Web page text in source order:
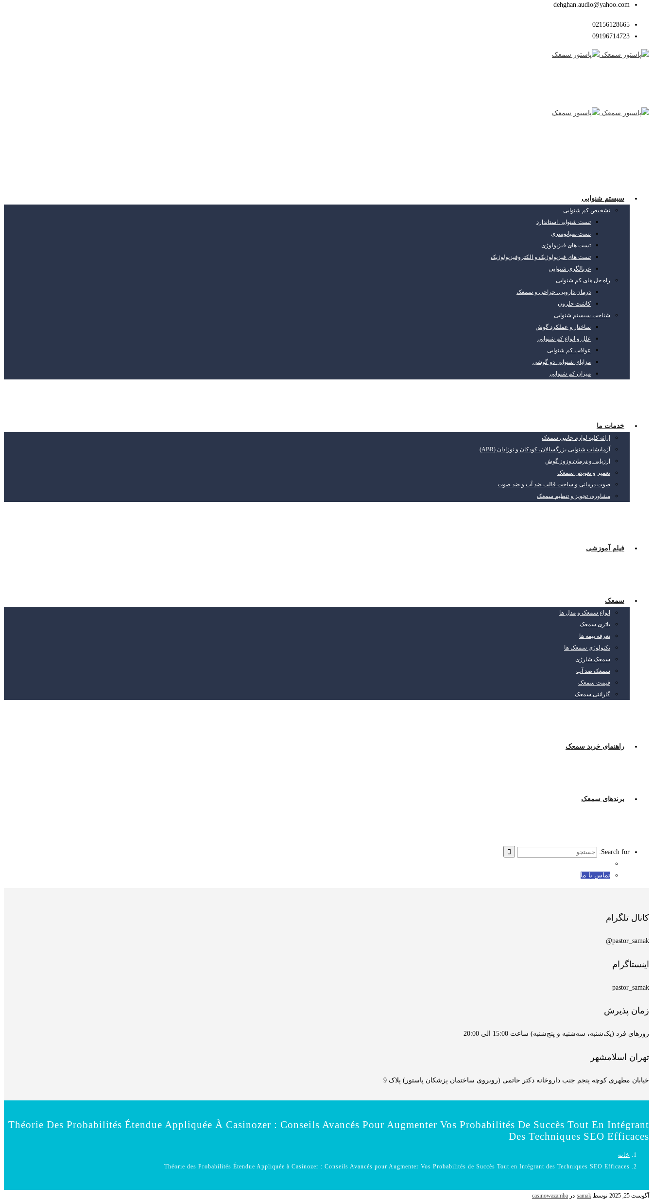
dehghan.audio@yahoo.com
02156128665
09196714723
سیستم شنوایی
تشخیص کم شنوایی
تست شنوایی استاندارد
تست تمپانومتری
تست های فیزیولوژی
تست های فیزیولوژیک و الکتروفیزیولوژیک
غربالگری شنوایی
راه حل های کم شنوایی
درمان دارویی، جراحی و سمعک
کاشت حلزون
شناخت سیستم شنوایی
ساختار و عملکرد گوش
علل و انواع کم شنوایی
عواقب کم شنوایی
مزایای شنوایی دو گوشی
میزان کم شنوایی
خدمات ما
ارائه کلیه لوازم جانبی سمعک
آزمایشات شنوایی بزرگسالان، کودکان و نوزادان (ABR)
ارزیابی و درمان وزوز گوش
تعمیر و تعویض سمعک
صوت درمانی و ساخت قالب ضد آب و ضد صوت
مشاوره، تجویز و تنظیم سمعک
فیلم آموزشی
سمعک
انواع سمعک و مدل ها
باتری سمعک
تعرفه بیمه ها
تکنولوژی سمعک ها
سمعک شارژی
سمعک ضد آب
قیمت سمعک
گارانتی سمعک
راهنمای خرید سمعک
برندهای سمعک
Search for:
تماس با ما
کانال تلگرام
pastor_samak@
اینستاگرام
pastor_samak
زمان پذیرش
روزهای فرد (یک‌شنبه، سه‌شنبه و پنج‌شنبه) ساعت 15:00 الی 20:00
تهران اسلامشهر
خیابان مطهری کوچه پنجم جنب داروخانه دکتر حاتمی (روبروی ساختمان پزشکان پاستور) پلاک 9
Théorie Des Probabilités Étendue Appliquée À Casinozer : Conseils Avancés Pour Augmenter Vos Probabilités De Succès Tout En Intégrant
Des Techniques SEO Efficaces
خانه
Théorie des Probabilités Étendue Appliquée à Casinozer : Conseils Avancés pour Augmenter Vos Probabilités de Succès Tout en Intégrant des Techniques SEO Efficaces
آگوست 25, 2025 توسط samak در casinowazamba